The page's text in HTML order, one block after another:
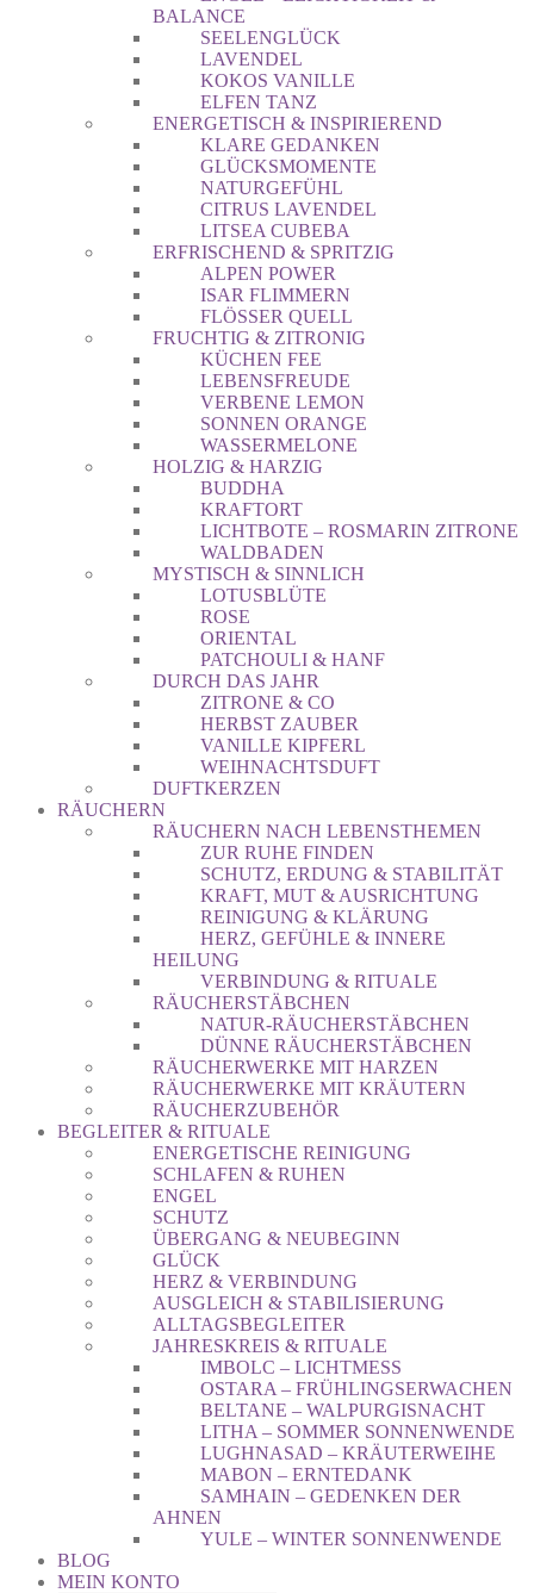
BALANCE
SEELENGLÜCK
LAVENDEL
KOKOS VANILLE
ELFEN TANZ
ENERGETISCH & INSPIRIEREND
KLARE GEDANKEN
GLÜCKSMOMENTE
NATURGEFÜHL
CITRUS LAVENDEL
LITSEA CUBEBA
ERFRISCHEND & SPRITZIG
ALPEN POWER
ISAR FLIMMERN
FLÖSSER QUELL
FRUCHTIG & ZITRONIG
KÜCHEN FEE
LEBENSFREUDE
VERBENE LEMON
SONNEN ORANGE
WASSERMELONE
HOLZIG & HARZIG
BUDDHA
KRAFTORT
LICHTBOTE – ROSMARIN ZITRONE
WALDBADEN
MYSTISCH & SINNLICH
LOTUSBLÜTE
ROSE
ORIENTAL
PATCHOULI & HANF
DURCH DAS JAHR
ZITRONE & CO
HERBST ZAUBER
VANILLE KIPFERL
WEIHNACHTSDUFT
DUFTKERZEN
RÄUCHERN
RÄUCHERN NACH LEBENSTHEMEN
ZUR RUHE FINDEN
SCHUTZ, ERDUNG & STABILITÄT
KRAFT, MUT & AUSRICHTUNG
REINIGUNG & KLÄRUNG
HERZ, GEFÜHLE & INNERE
HEILUNG
VERBINDUNG & RITUALE
RÄUCHERSTÄBCHEN
NATUR-RÄUCHERSTÄBCHEN
DÜNNE RÄUCHERSTÄBCHEN
RÄUCHERWERKE MIT HARZEN
RÄUCHERWERKE MIT KRÄUTERN
RÄUCHERZUBEHÖR
BEGLEITER & RITUALE
ENERGETISCHE REINIGUNG
SCHLAFEN & RUHEN
ENGEL
SCHUTZ
ÜBERGANG & NEUBEGINN
GLÜCK
HERZ & VERBINDUNG
AUSGLEICH & STABILISIERUNG
ALLTAGSBEGLEITER
JAHRESKREIS & RITUALE
IMBOLC – LICHTMESS
OSTARA – FRÜHLINGSERWACHEN
BELTANE – WALPURGISNACHT
LITHA – SOMMER SONNENWENDE
LUGHNASAD – KRÄUTERWEIHE
MABON – ERNTEDANK
SAMHAIN – GEDENKEN DER
AHNEN
YULE – WINTER SONNENWENDE
BLOG
MEIN KONTO